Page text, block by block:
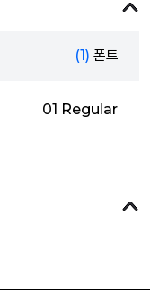
(1) 폰트
01 Regular